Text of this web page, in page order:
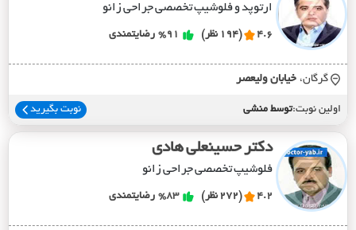
ارتوپد و فلوشیپ تخصصی جراحی زانو
4.6 (194 نظر) %91 رضایتمندی
گرگان، خيابان وليعصر
اولین نوبت:توسط منشی نوبت بگیرید
دکتر حسینعلی هادی
فلوشیپ تخصصی جراحی زانو
4.2 (272 نظر) %83 رضایتمندی